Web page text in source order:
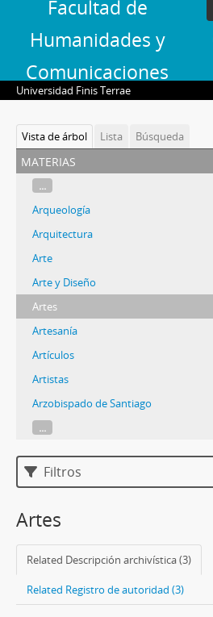
Facultad de
Humanidades y
Comunicaciones
Universidad Finis Terrae
Vista de árbol Lista Búsqueda
materias
...
Arqueología
Arquitectura
Arte
Arte y Diseño
Artes
Artesanía
Artículos
Artistas
Arzobispado de Santiago
...
Filtros
Artes
Related Descripción archivística (3)
Related Registro de autoridad (3)